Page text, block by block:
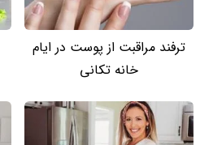
ترفند مراقبت از پوست در ایام
خانه تکانی